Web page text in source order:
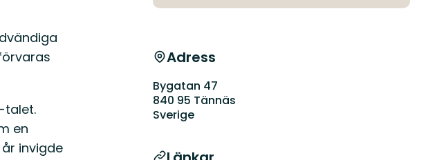
talet.
en
invigde
Adress
Bygatan 47
840 95 Tännäs
Sverige